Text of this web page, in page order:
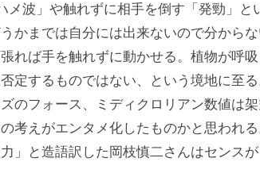
メ波」や触れずに相手を倒す「発勁」と
かまでは自分には出来ないので分からな
れば手を触れずに動かせる。植物が呼吸
定するものではない、という境地に至る
のフォース、ミディクロリアン数値は
考えがエンタメ化したものかと思われる
」と造語訳した岡枝慎二さんはセンスが